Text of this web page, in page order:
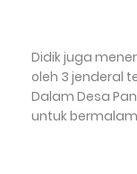
Didik juga
oleh 3 jenderal
Dalam Desa
untuk